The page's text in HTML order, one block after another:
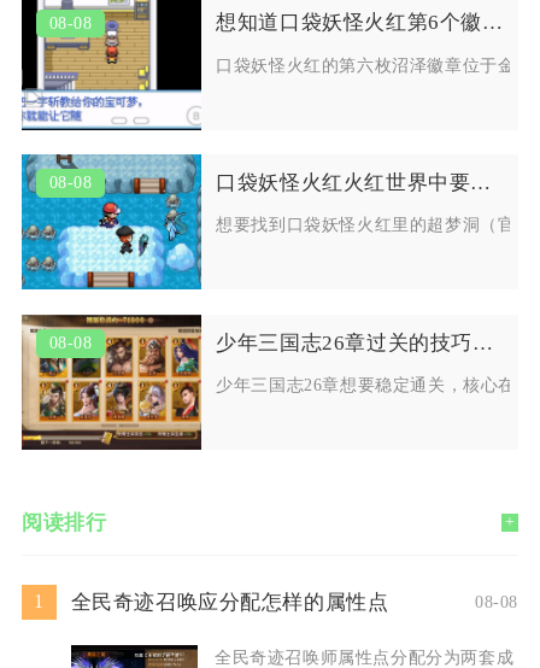
08-08 想知道口袋妖怪火红第6个徽章在哪取得
口袋妖怪火红的第六枚沼泽徽章位于金
08-08 口袋妖怪火红火红世界中要如何找到超梦洞
想要找到口袋妖怪火红里的超梦洞（官
08-08 少年三国志26章过关的技巧是什么
少年三国志26章想要稳定通关，核心在
阅读排行 +
1 全民奇迹召唤应分配怎样的属性点 08-08
全民奇迹召唤师属性点分配分为两套成